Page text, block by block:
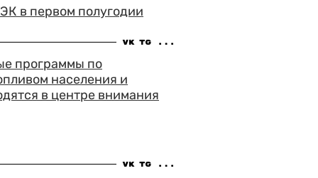
в первом полугодии
программы по
населения и
в центре внимания